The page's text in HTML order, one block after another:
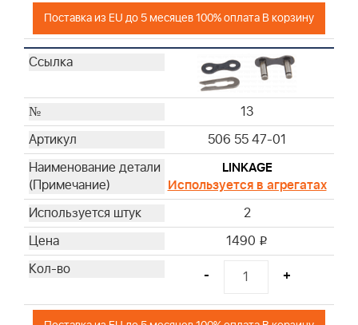
Поставка из EU до 5 месяцев 100% оплата В корзину
13
506 55 47-01
LINKAGE
Используется в агрегатах
2
1490 i
- +